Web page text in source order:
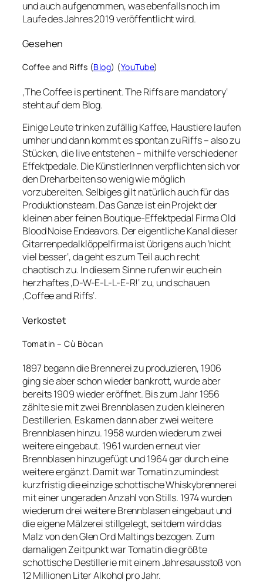
und auch aufgenommen, was ebenfalls noch im
Laufe des Jahres 2019 veröffentlicht wird.
Gesehen
Coffee and Riffs (Blog) (YouTube)
‚The Coffee is pertinent. The Riffs are mandatory‘
steht auf dem Blog.
Einige Leute trinken zufällig Kaffee, Haustiere laufen
umher und dann kommt es spontan zu Riffs – also zu
Stücken, die live entstehen – mithilfe verschiedener
Effektpedale. Die KünstlerInnen verpflichten sich vor
den Dreharbeiten so wenig wie möglich
vorzubereiten. Selbiges gilt natürlich auch für das
Produktionsteam. Das Ganze ist ein Projekt der
kleinen aber feinen Boutique-Effektpedal Firma Old
Blood Noise Endeavors. Der eigentliche Kanal dieser
Gitarrenpedalklöppelfirma ist übrigens auch ’nicht
viel besser‘, da geht es zum Teil auch recht
chaotisch zu. In diesem Sinne rufen wir euch ein
herzhaftes ‚D-W-E-L-L-E-R!‘ zu, und schauen
‚Coffee and Riffs‘.
Verkostet
Tomatin – Cù Bòcan
1897 begann die Brennerei zu produzieren, 1906
ging sie aber schon wieder bankrott, wurde aber
bereits 1909 wieder eröffnet. Bis zum Jahr 1956
zählte sie mit zwei Brennblasen zu den kleineren
Destillerien. Es kamen dann aber zwei weitere
Brennblasen hinzu. 1958 wurden wiederum zwei
weitere eingebaut. 1961 wurden erneut vier
Brennblasen hinzugefügt und 1964 gar durch eine
weitere ergänzt. Damit war Tomatin zumindest
kurzfristig die einzige schottische Whiskybrennerei
mit einer ungeraden Anzahl von Stills. 1974 wurden
wiederum drei weitere Brennblasen eingebaut und
die eigene Mälzerei stillgelegt, seitdem wird das
Malz von den Glen Ord Maltings bezogen. Zum
damaligen Zeitpunkt war Tomatin die größte
schottische Destillerie mit einem Jahresausstoß von
12 Millionen Liter Alkohol pro Jahr.